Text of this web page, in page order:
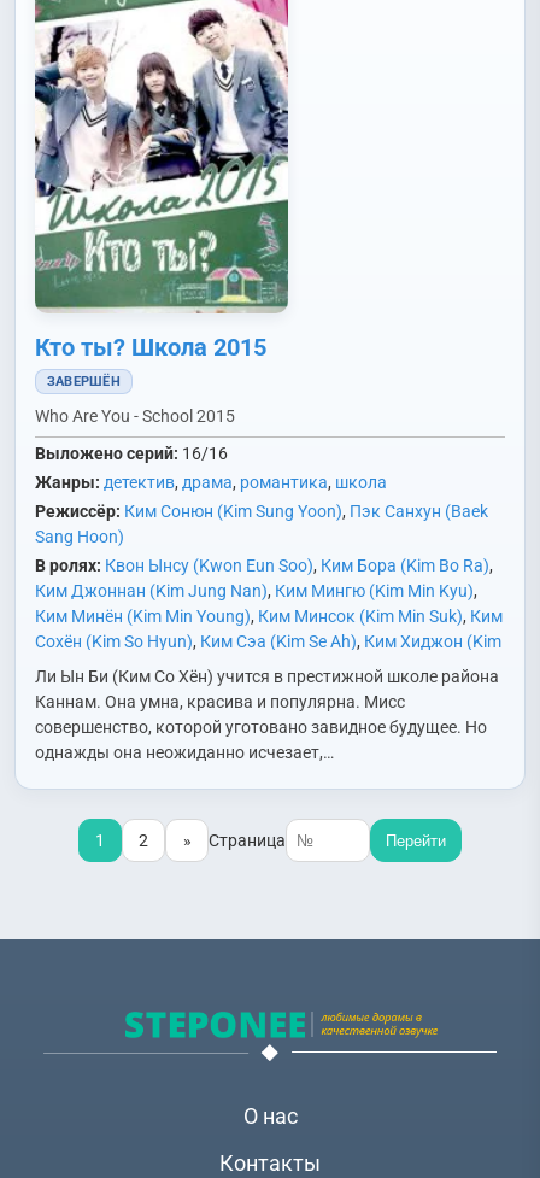
Кто ты? Школа 2015
ЗАВЕРШЁН
Who Are You - School 2015
Выложено серий: 16/16
Жанры: детектив, драма, романтика, школа
Режиссёр: Ким Сонюн (Kim Sung Yoon), Пэк Санхун (Baek
Sang Hoon)
В ролях: Квон Ынсу (Kwon Eun Soo), Ким Бора (Kim Bo Ra),
Ким Джоннан (Kim Jung Nan), Ким Мингю (Kim Min Kyu),
Ким Минён (Kim Min Young), Ким Минсок (Kim Min Suk), Ким
Сохён (Kim So Hyun), Ким Сэа (Kim Se Ah), Ким Хиджон (Kim
Hee Jung)
,Ли Джингвон (Lee Jin Kwon)
Ли Джонын (Lee
Jeong Eun)
Ли Джэин (Lee Jae In) Ли Дэвид (Lee David)
Дэён (Lee Dae Yeon)
,Ли Канмин (Lee Kang Min)
Ли Пильмо
(Lee Pil Mo)
Ли Сивон (Lee Si Won)
Ли Сынхо (Lee Seung
Чхохи (Lee Cho Hee),Нам Джухёк (Nam Joo Hyuk),О Юнхон
(Oh Yoon Hong), Пак Асон (Park Ah Sung),Пак Тусик (Park
Doo Shik)
Пак Хванхи (Park Hwan Hee)
Син Джонгын (Shin
Джэын (Jung Jae Eun),Чон Инги (Jung In Gi),Чон Инсо
Чхве Хёын (Choi Hyo Eun), Ю Ёнми (Yoo Yeon Mi)
Ли Ын Би (Ким Со Хён) учится в престижной школе района
Каннам. Она умна, красива и популярна. Мисс
совершенство, которой уготовано завидное будущее. Но
однажды она неожиданно исчезает,…
1 2 » Страница Перейти
О нас
Контакты